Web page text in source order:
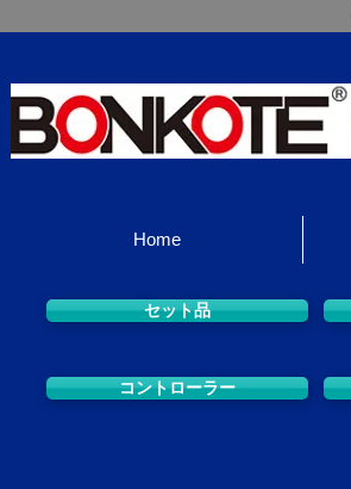
Home
セット品
コントローラー